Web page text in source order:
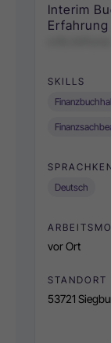
Interim
SKILLS
Deutsch
vor Ort
STANDORT
53721